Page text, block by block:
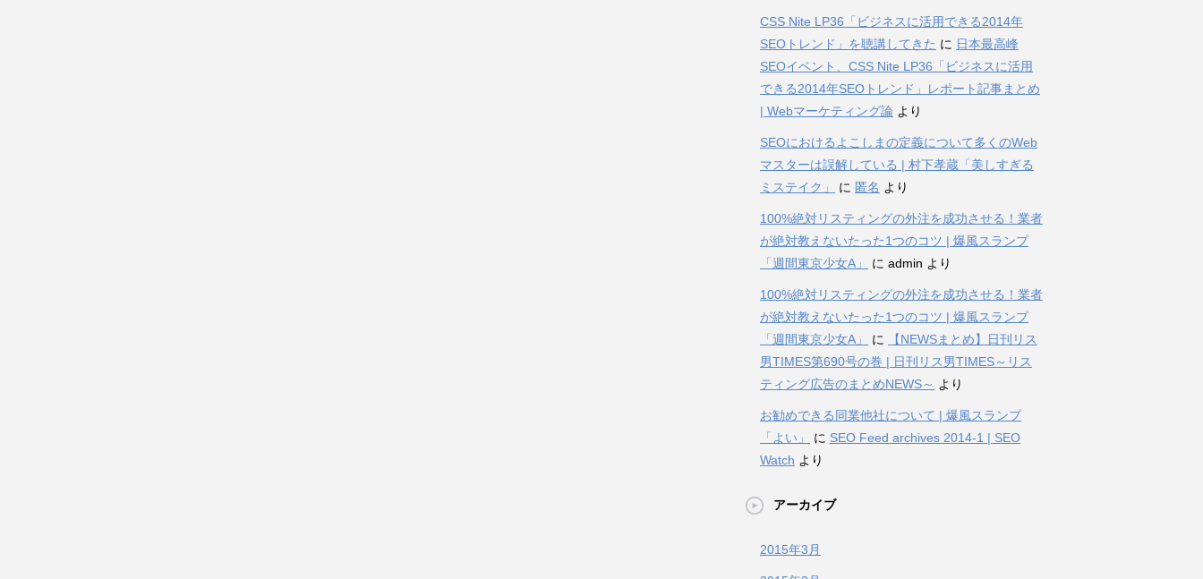
CSS Nite LP36「ビジネスに活用できる2014年
SEOトレンド」を聴講してきた に 日本最高峰
SEOイベント、CSS Nite LP36「ビジネスに活用
できる2014年SEOトレンド」レポート記事まとめ
| Webマーケティング論 より
SEOにおけるよこしまの定義について多くのWeb
マスターは誤解している | 村下孝蔵「美しすぎる
ミステイク」
に 匿名 より
100%絶対リスティングの外注を成功させる！業者
が絶対教えないたった1つのコツ | 爆風スランプ
「週間東京少女A」
に admin より
100%絶対リスティングの外注を成功させる！業者
が絶対教えないたった1つのコツ | 爆風スランプ
「週間東京少女A」
に
【NEWSまとめ】日刊リス
男TIMES第690号の巻 | 日刊リス男TIMES～リス
ティング広告のまとめNEWS～ より
お勧めできる同業他社について | 爆風スランプ
「よい」
に SEO Feed archives 2014-1 | SEO
Watch より
アーカイブ
2015年3月